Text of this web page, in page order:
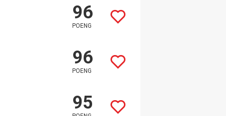
96
POENG
96
POENG
95